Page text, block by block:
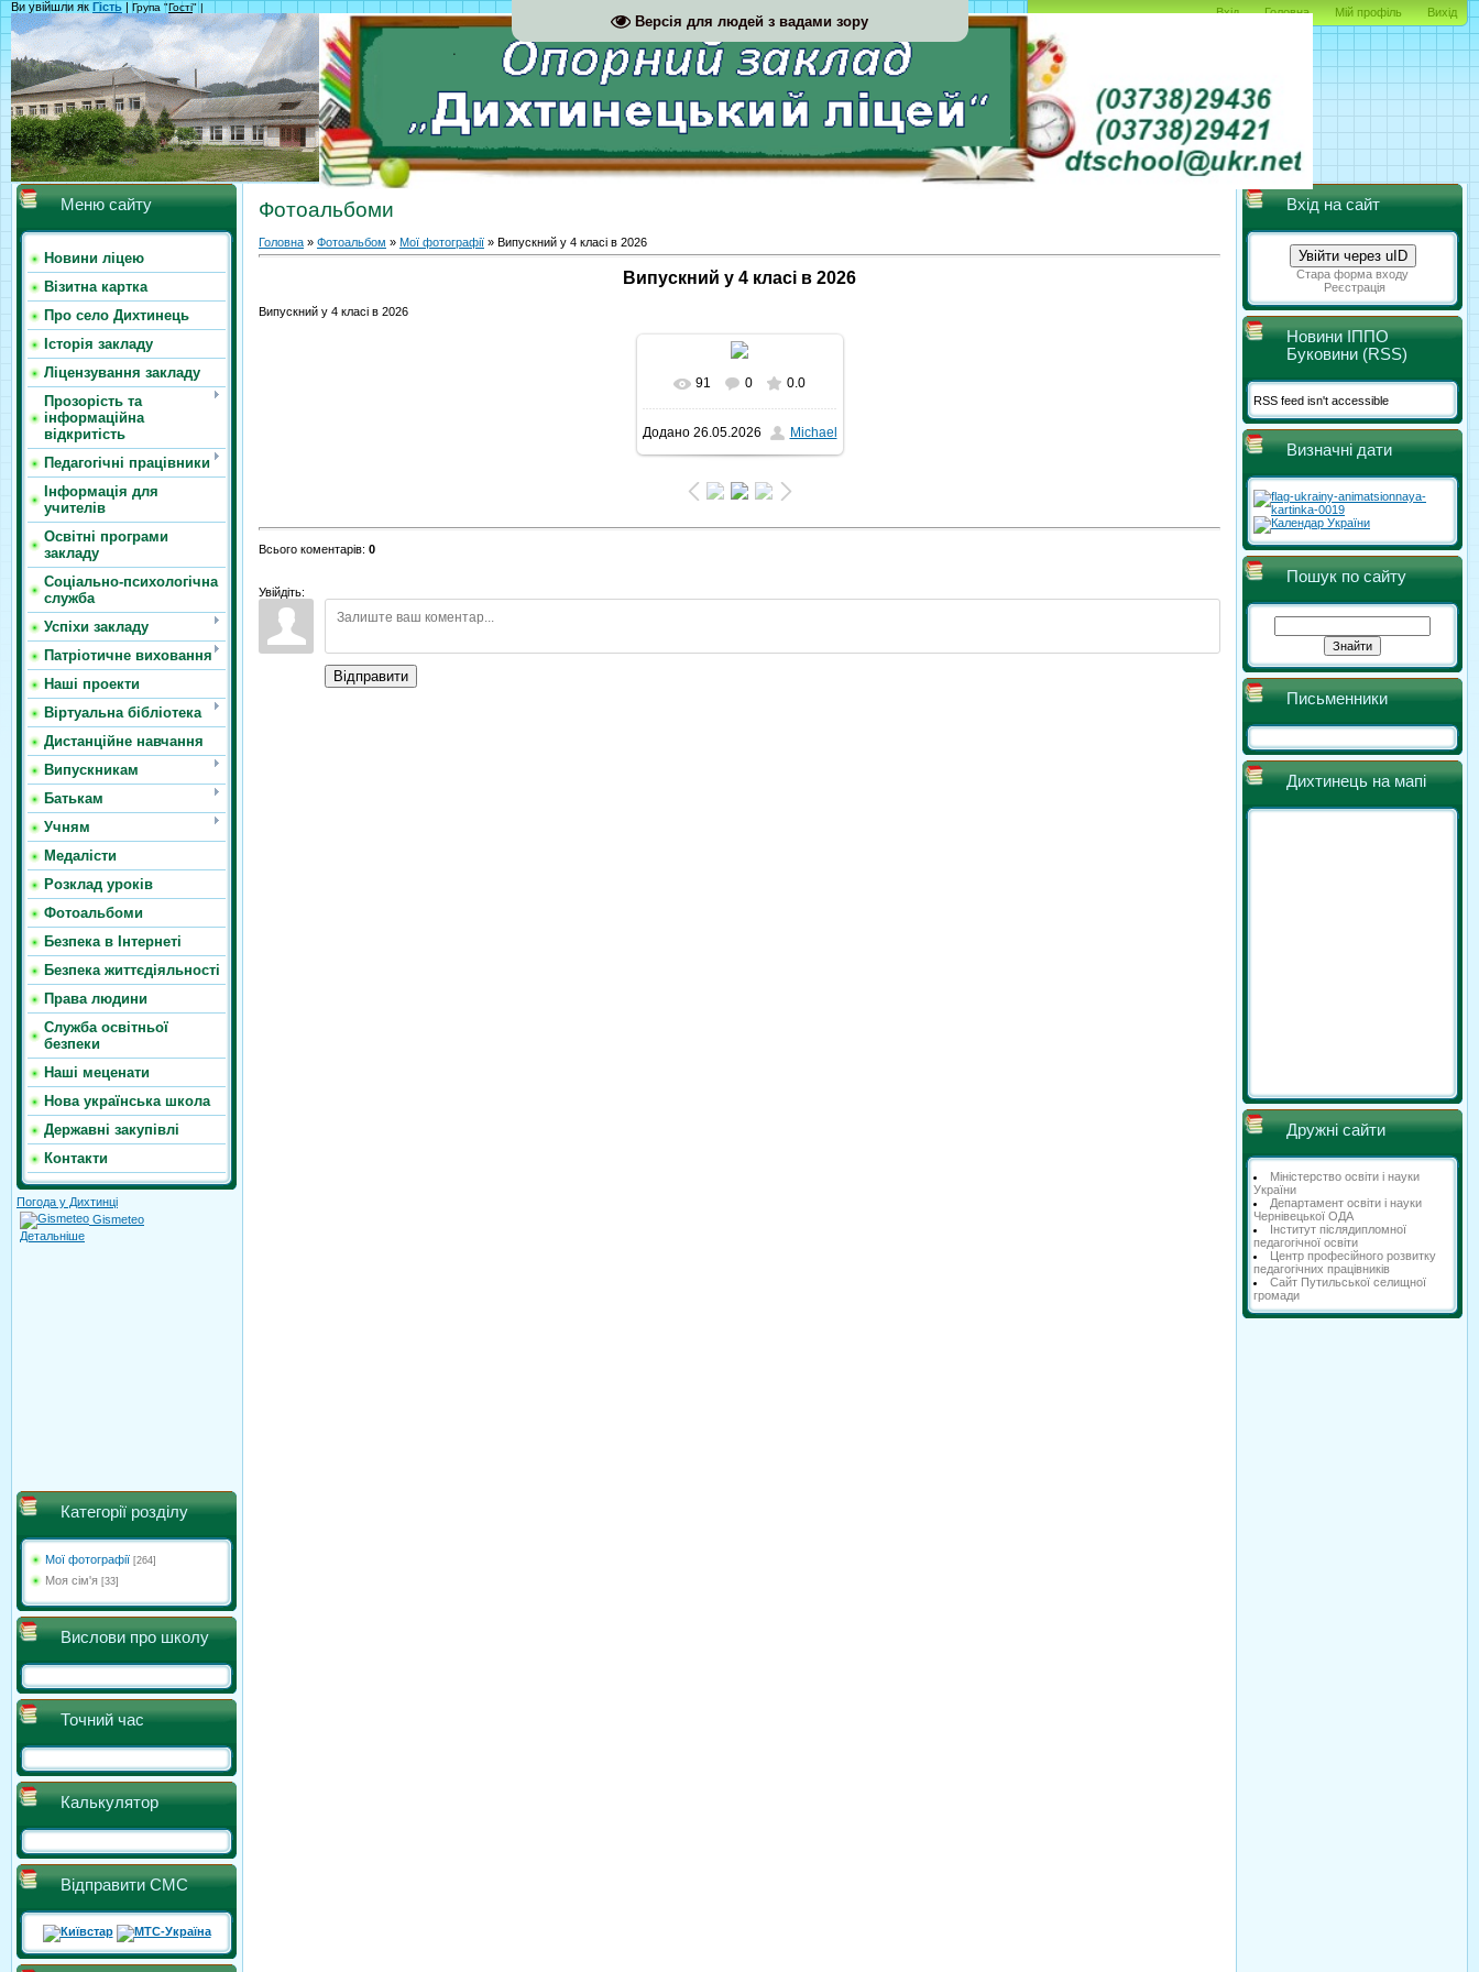
Версія для людей з вадами зору
Вхід Головна Мій профіль Вихід
Ви увійшли як Гість | Група "Гості" |
Меню сайту
Новини ліцею
Візитна картка
Про село Дихтинець
Історія закладу
Ліцензування закладу
Прозорість та
інформаційна
відкритість
Педагогічні працівники
Інформація для
учителів
Освітні програми
закладу
Соціально-психологічна
служба
Успіхи закладу
Патріотичне виховання
Наші проекти
Віртуальна бібліотека
Дистанційне навчання
Випускникам
Батькам
Учням
Медалісти
Розклад уроків
Фотоальбоми
Безпека в Інтернеті
Безпека життєдіяльності
Права людини
Служба освітньої
безпеки
Наші меценати
Нова українська школа
Державні закупівлі
Контакти
Погода у Дихтинці
Gismeteo
Детальніше
Категорії розділу
Мої фотографії [264]
Моя сім'я [33]
Вислови про школу
Точний час
Калькулятор
Відправити СМС
Фотоальбоми
Головна » Фотоальбом » Мої фотографії » Випускний у 4 класі в 2026
Випускний у 4 класі в 2026
Випускний у 4 класі в 2026
У реальному розмірі
684x572/ 182.7Kb
91 0 0.0
Додано26.05.2026 Michael
Всього коментарів: 0
Увійдіть:
Відправити
Вхід на сайт
Увійти через uID
Стара форма входу
Реєстрація
Новини ІППО
Буковини (RSS)
RSS feed isn't accessible
Визначні дати
Пошук по сайту
Письменники
Дихтинець на мапі
Дружні сайти
Міністерство освіти і науки
України
Департамент освіти і науки
Чернівецької ОДА
Інститут післядипломної
педагогічної освіти
Центр професійного розвитку
педагогічних працівників
Сайт Путильської селищної
громади